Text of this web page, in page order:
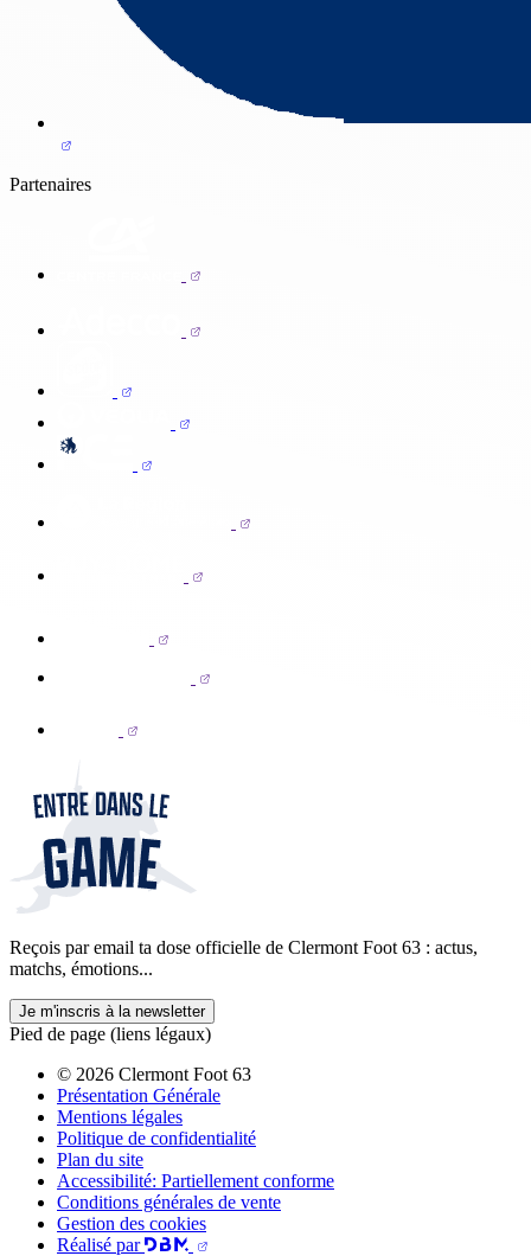
Partenaires
Reçois par email ta dose officielle de Clermont Foot 63 : actus,
matchs, émotions...
Je m'inscris à la newsletter
Pied de page (liens légaux)
© 2026 Clermont Foot 63
Présentation Générale
Mentions légales
Politique de confidentialité
Plan du site
Accessibilité: Partiellement conforme
Conditions générales de vente
Gestion des cookies
Réalisé par